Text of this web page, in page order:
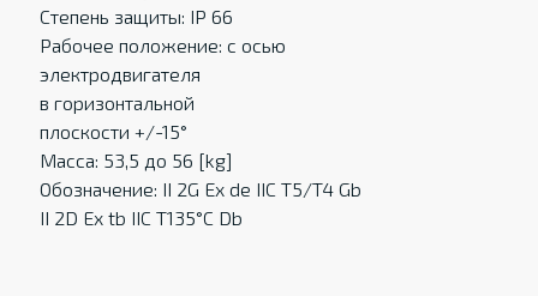
Степень защиты: IP 66
Рабочее положение: с осью
электродвигателя
в горизонтальной
плоскости +/-15°
Масса: 53,5 до 56 [kg]
Обозначение: II 2G Ex de IIC T5/T4 Gb
II 2D Ex tb IIC T135°C Db